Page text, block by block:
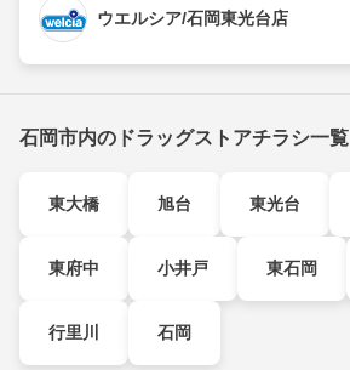
ウエルシア/石岡東光台店
石岡市内のドラッグストアチラシ一覧
東大橋 旭台 東光台
東府中 小井戸 東石岡
行里川 石岡